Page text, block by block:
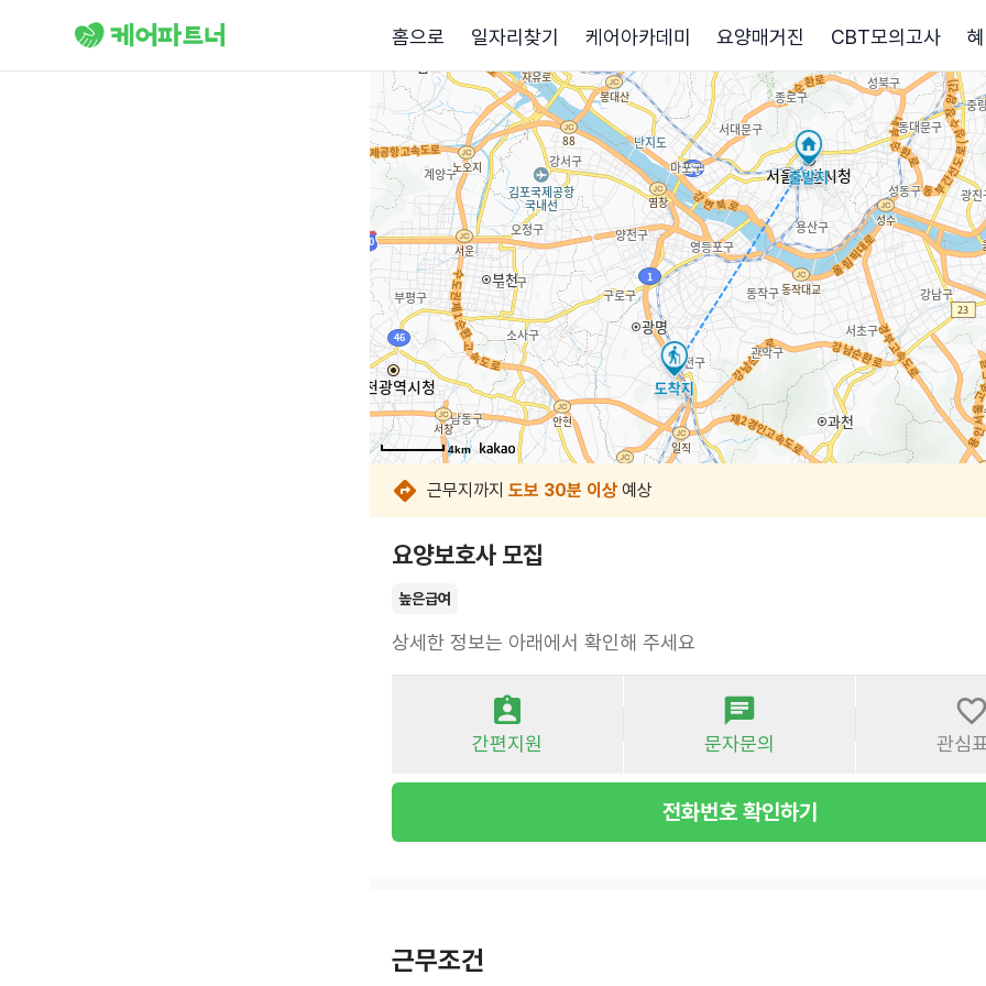
홈으로 일자리찾기 케어아카데미 요양매거진 CBT모의고사
4km
4km
4km
4km
4km
4km
4km
4km
근무지까지 도보 30분 이상 예상
요양보호사 모집
높은급여
상세한 정보는 아래에서 확인해 주세요
간편지원 문자문의 관심
전화번호 확인하기
근무조건